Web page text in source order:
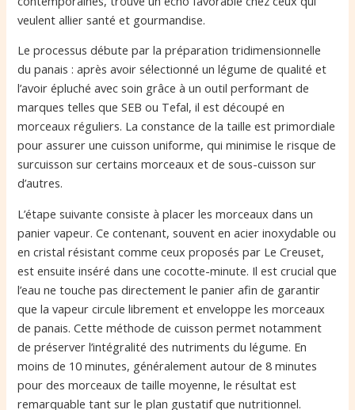
veulent allier santé et gourmandise.
Le processus débute par la préparation tridimensionnelle
du panais : après avoir sélectionné un légume de qualité et
l’avoir épluché avec soin grâce à un outil performant de
marques telles que SEB ou Tefal, il est découpé en
morceaux réguliers. La constance de la taille est primordiale
pour assurer une cuisson uniforme, qui minimise le risque de
surcuisson sur certains morceaux et de sous-cuisson sur
d’autres.
L’étape suivante consiste à placer les morceaux dans un
panier vapeur. Ce contenant, souvent en acier inoxydable ou
en cristal résistant comme ceux proposés par Le Creuset,
est ensuite inséré dans une cocotte-minute. Il est crucial que
l’eau ne touche pas directement le panier afin de garantir
que la vapeur circule librement et enveloppe les morceaux
de panais. Cette méthode de cuisson permet notamment
de préserver l’intégralité des nutriments du légume. En
moins de 10 minutes, généralement autour de 8 minutes
pour des morceaux de taille moyenne, le résultat est
remarquable tant sur le plan gustatif que nutritionnel.